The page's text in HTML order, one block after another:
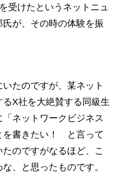
受けたというネットニュ
が、その時の体験を振
たのですが、某ネット
X社を大絶賛する同級生
ネットワークビジネス
を書きたい！ と言って
のですがなるほど、こ
、と思ったものです。